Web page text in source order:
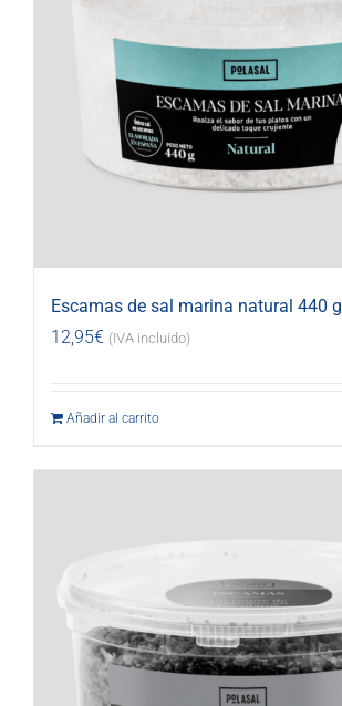
Escamas de sal marina natural 440 g
12,95€ (IVA incluido)
Añadir al carrito